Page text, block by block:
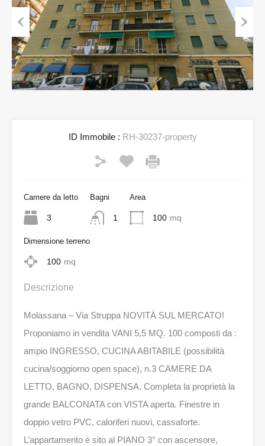
Previous Next
ID Immobile : RH-30237-property
Camere da letto
3
Bagni
1
Area
100 mq
Dimensione terreno
100 mq
Descrizione
Molassana – Via Struppa NOVITÀ SUL MERCATO!
Proponiamo in vendita VANI 5,5 MQ. 100 composti da :
ampio INGRESSO, CUCINA ABITABILE (possibilità
cucina/soggiorno open space), n.3 CAMERE DA
LETTO, BAGNO, DISPENSA. Completa la proprietà la
grande BALCONATA con VISTA aperta. Finestre in
doppio vetro PVC, caloriferi nuovi, cassaforte.
L’appartamento è sito al PIANO 3° con ascensore,